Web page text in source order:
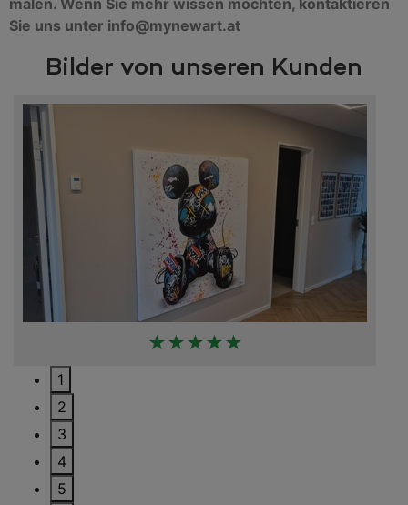
Sie uns unter info@mynewart.at
Bilder von unseren Kunden
★★★★★
1
2
3
4
5